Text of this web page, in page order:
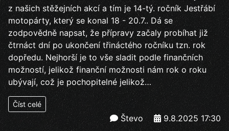
z našich stěžejních akcí a tím je 14-tý. ročník Jestřábí
motopárty, který se konal 18 - 20.7.. Dá se
zodpovědně napsat, že přípravy začaly probíhat již
čtrnáct dní po ukončení třináctého ročníku tzn. rok
dopředu. Nejhorší je to vše sladit podle finančních
možností, jelikož finanční možnosti nám rok o roku
ubývají, což je pochopitelné jelikož…
Číst celé
Števo 9.8.2025 17:30